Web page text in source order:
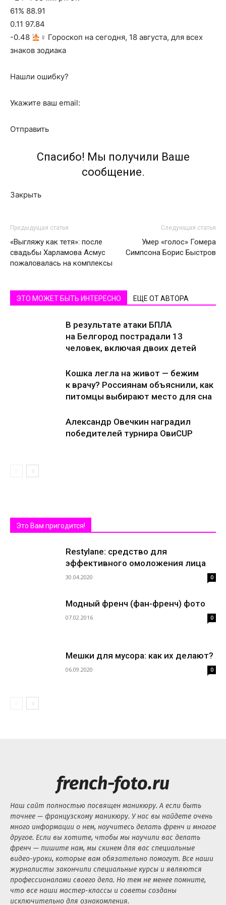
61% 88.91
0.11 97.84
-0.48
‍♀ Гороскоп на сегодня, 18 августа, для всех
знаков зодиака
Нашли ошибку?
Укажите ваш email:
Отправить
Спасибо! Мы получили Ваше
сообщение.
Закрыть
Предыдущая статья
«Выгляжу как тетя»: после
свадьбы Харламова Асмус
пожаловалась на комплексы
Следующая статья
Умер «голос» Гомера
Симпсона Борис Быстров
ЭТО МОЖЕТ БЫТЬ ИНТЕРЕСНО ЕЩЕ ОТ АВТОРА
В результате атаки БПЛА
на Белгород пострадали 13
человек, включая двоих детей
Кошка легла на живот — бежим
к врачу? Россиянам объяснили, как
питомцы выбирают место для сна
Александр Овечкин наградил
победителей турнира ОвиCUP
Это Вам пригодится!
Restylane: средство для
эффективного омоложения лица
30.04.2020 0
Модный френч (фан-френч) фото
07.02.2016 0
Мешки для мусора: как их делают?
06.09.2020 0
french-foto.ru
Наш сайт полностью посвящен маникюру. А если быть
точнее — французскому маникюру. У нас вы найдете очень
много информации о нем, научитесь делать френч и многое
другое. Если вы хотите, чтобы мы научили вас делать
френч — пишите нам, мы скинем для вас специальные
видео-уроки, которые вам обязательно помогут. Все наши
журналисты закончили специальные курсы и являются
профессионалами своего дела. Но тем не менее помните,
что все наши мастер-классы и советы созданы
исключительно для ознакомления.